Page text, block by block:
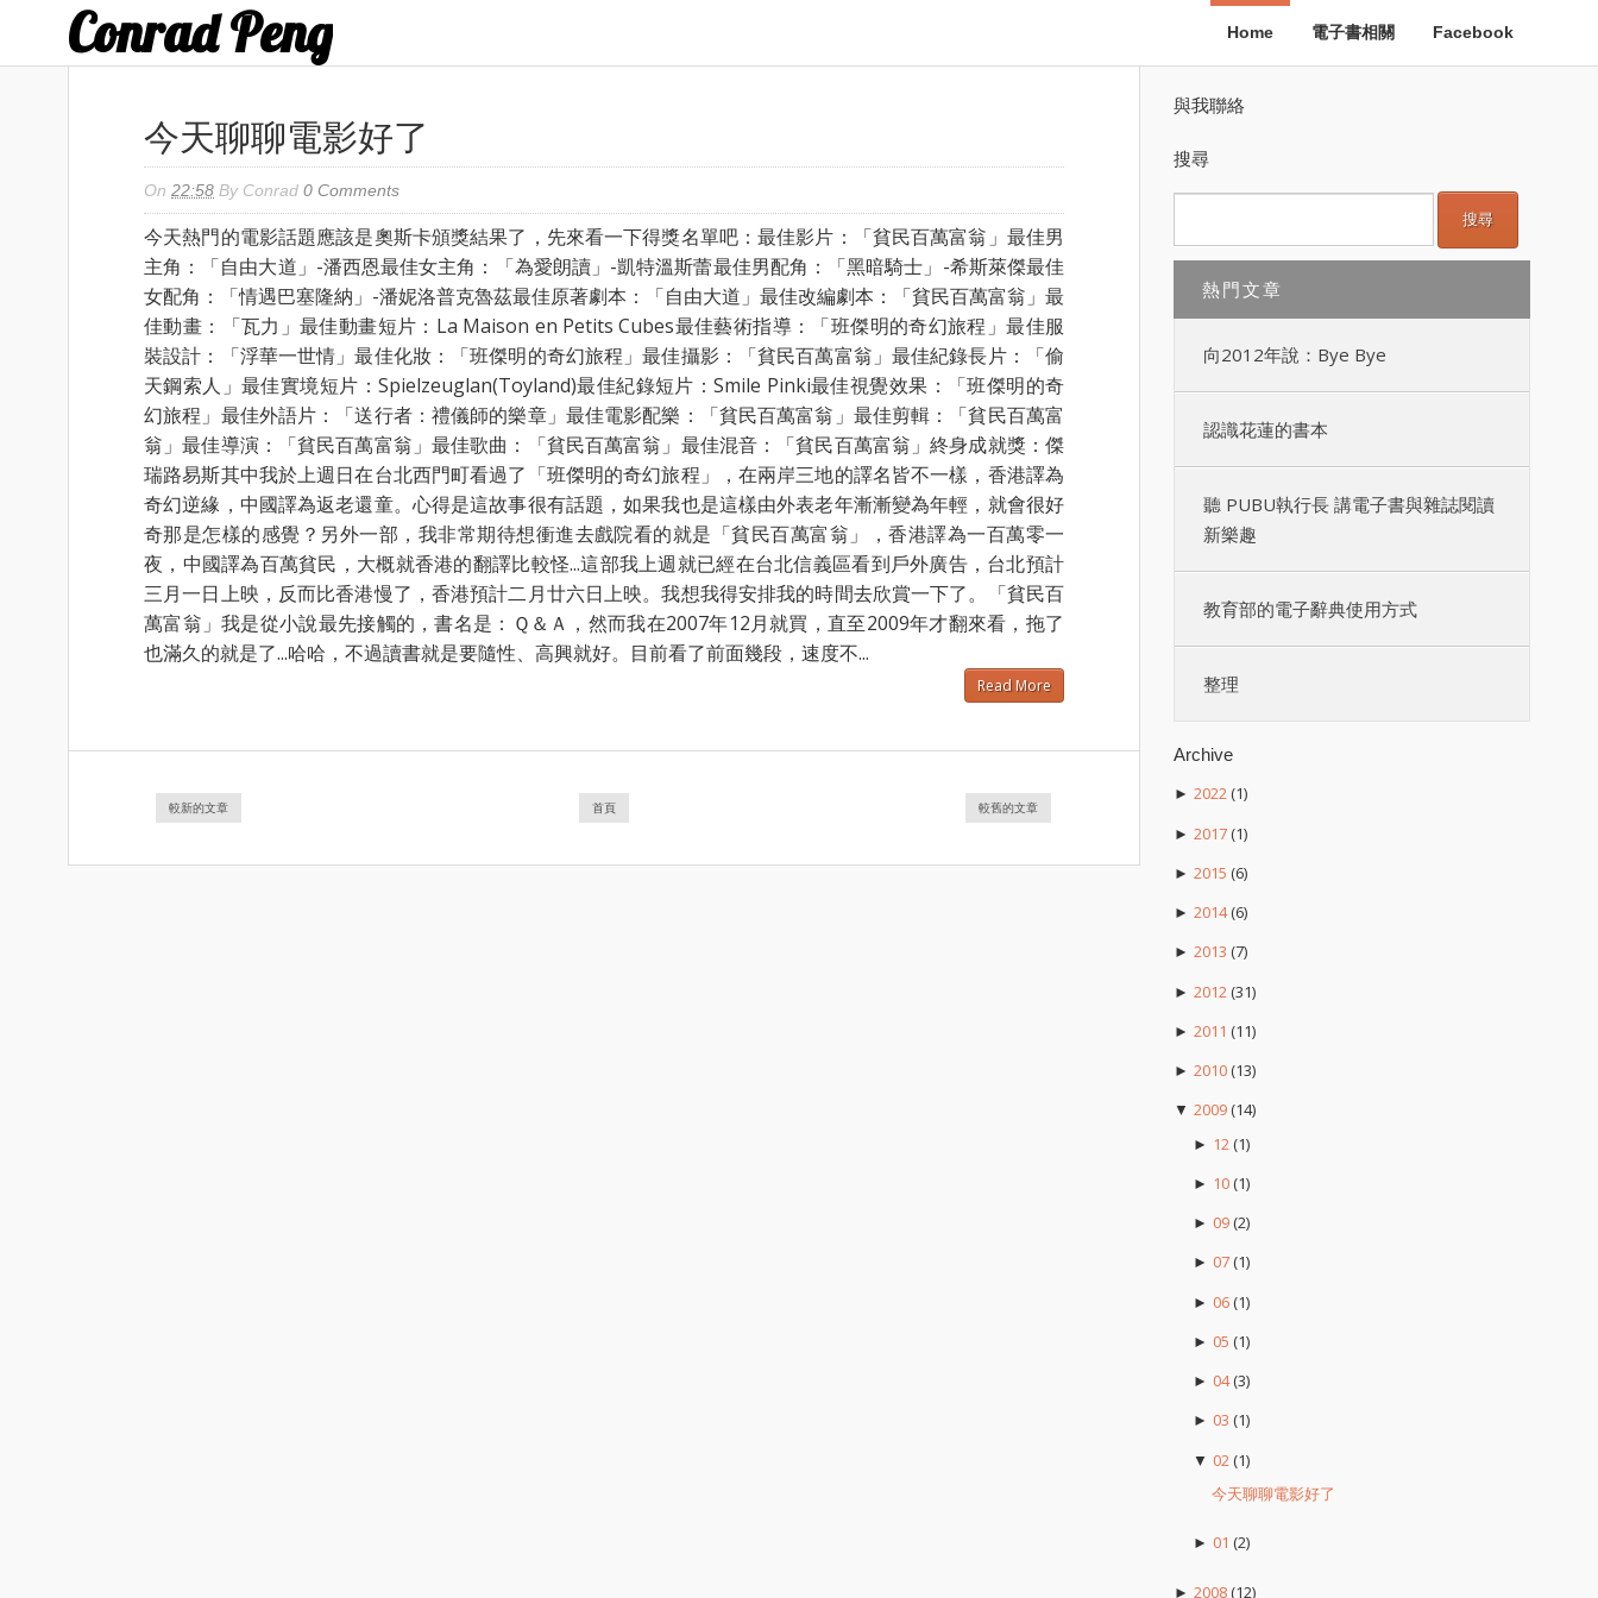
Conrad Peng Home 電子書相關 Facebook
今天聊聊電影好了
On 22:58 By Conrad 0 Comments
今天熱門的電影話題應該是奧斯卡頒獎結果了，先來看一下得獎名單吧：最佳影片：「貧民百萬富翁」最佳男
主角：「自由大道」-潘西恩最佳女主角：「為愛朗讀」-凱特溫斯蕾最佳男配角：「黑暗騎士」-希斯萊傑最佳
女配角：「情遇巴塞隆納」-潘妮洛普克魯茲最佳原著劇本：「自由大道」最佳改編劇本：「貧民百萬富翁」最
佳動畫：「瓦力」最佳動畫短片：La Maison en Petits Cubes最佳藝術指導：「班傑明的奇幻旅程」最佳服
裝設計：「浮華一世情」最佳化妝：「班傑明的奇幻旅程」最佳攝影：「貧民百萬富翁」最佳紀錄長片：「偷
天鋼索人」最佳實境短片：Spielzeuglan(Toyland)最佳紀錄短片：Smile Pinki最佳視覺效果：「班傑明的奇
幻旅程」最佳外語片：「送行者：禮儀師的樂章」最佳電影配樂：「貧民百萬富翁」最佳剪輯：「貧民百萬富
翁」最佳導演：「貧民百萬富翁」最佳歌曲：「貧民百萬富翁」最佳混音：「貧民百萬富翁」終身成就獎：傑
瑞路易斯其中我於上週日在台北西門町看過了「班傑明的奇幻旅程」，在兩岸三地的譯名皆不一樣，香港譯為
奇幻逆緣，中國譯為返老還童。心得是這故事很有話題，如果我也是這樣由外表老年漸漸變為年輕，就會很好
奇那是怎樣的感覺？另外一部，我非常期待想衝進去戲院看的就是「貧民百萬富翁」，香港譯為一百萬零一
夜，中國譯為百萬貧民，大概就香港的翻譯比較怪...這部我上週就已經在台北信義區看到戶外廣告，台北預計
三月一日上映，反而比香港慢了，香港預計二月廿六日上映。我想我得安排我的時間去欣賞一下了。「貧民百
萬富翁」我是從小說最先接觸的，書名是：Ｑ＆Ａ，然而我在2007年12月就買，直至2009年才翻來看，拖了
也滿久的就是了...哈哈，不過讀書就是要隨性、高興就好。目前看了前面幾段，速度不...
Read More
較新的文章 較舊的文章
首頁
與我聯絡
搜尋
熱門文章
向2012年說：Bye Bye
認識花蓮的書本
聽 PUBU執行長 講電子書與雜誌閱讀
新樂趣
教育部的電子辭典使用方式
整理
Archive
► 2022(1)
► 2017(1)
► 2015 (6)
► 2014(6)
► 2013 (7)
► 2012 (31)
► 2011 (11)
► 2010(13)
▼ 2009(14)
► 12 (1)
► 10(1)
► 09(2)
► 07(1)
► 06(1)
► 05 (1)
► 04(3)
► 03 (1)
▼ 02 (1)
今天聊聊電影好了
► 01 (2)
► 2008(12)